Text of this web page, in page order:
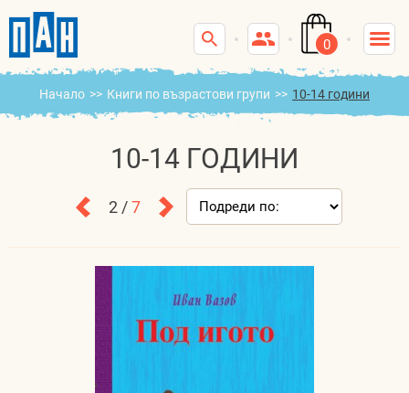
0
Начало >> Книги по възрастови групи >> 10-14 години
10-14 ГОДИНИ
2 /7